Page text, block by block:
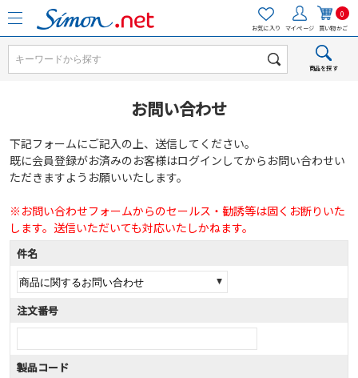
お気に入り マイページ
0
買い物かご
商品を探す
お問い合わせ
下記フォームにご記入の上、送信してください。
既に会員登録がお済みのお客様はログインしてからお問い合わせい
ただきますようお願いいたします。
※お問い合わせフォームからのセールス・勧誘等は固くお断りいた
します。送信いただいても対応いたしかねます。
件名
注文番号
製品コード